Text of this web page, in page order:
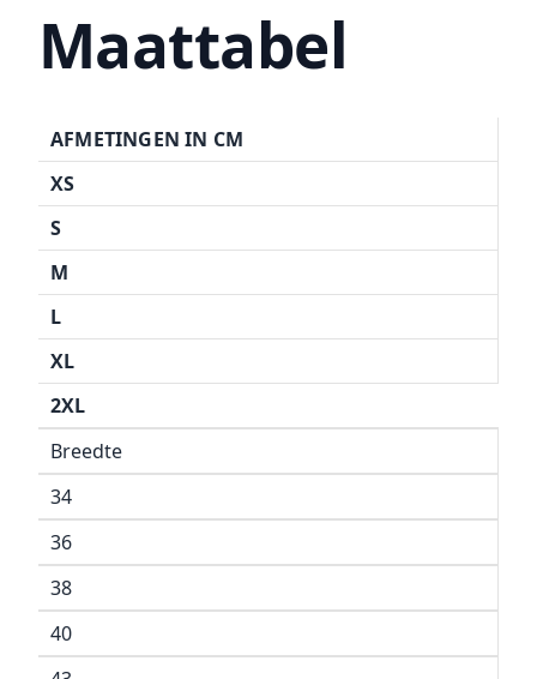
Maattabel
AFMETINGEN IN CM
XS
S
M
L
XL
2XL
Breedte
34
36
38
40